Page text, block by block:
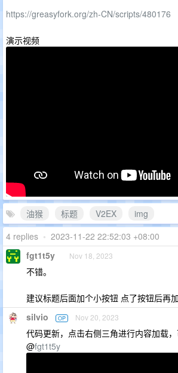
https://greasyfork.org/zh-CN/scripts/480176
演示视频
油猴 标题 V2EX
img
4 replies • 2023-11-22 22:52:03 +08:00
fgt1t5y Nov 18, 2023
不错。
建议标题后面加个小按钮 点了按钮后再加
silvio OP Nov 20, 2023
代码更新，点击右侧三角进行内容加载
@fgt1t5y